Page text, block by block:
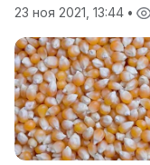
23 ноя 2021, 13:44 •